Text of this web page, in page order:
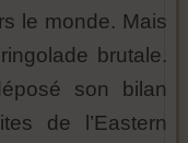
le monde. Mais
brutale.
son bilan
de l’Eastern